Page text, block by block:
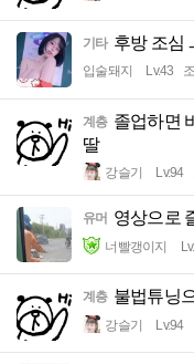
기타 후방 조심
입술돼지 Lv.43
계층 졸업하면
딸
강슬기 Lv.94
유머 영상으로
너빨갱이지
계층 불법튜닝
강슬기 Lv.94